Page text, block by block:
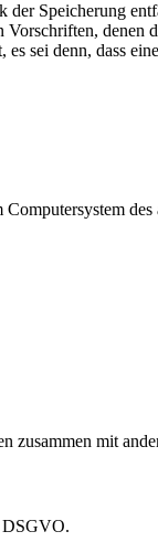
Speicherung
sei denn, dass
des
mit
DSGVO.